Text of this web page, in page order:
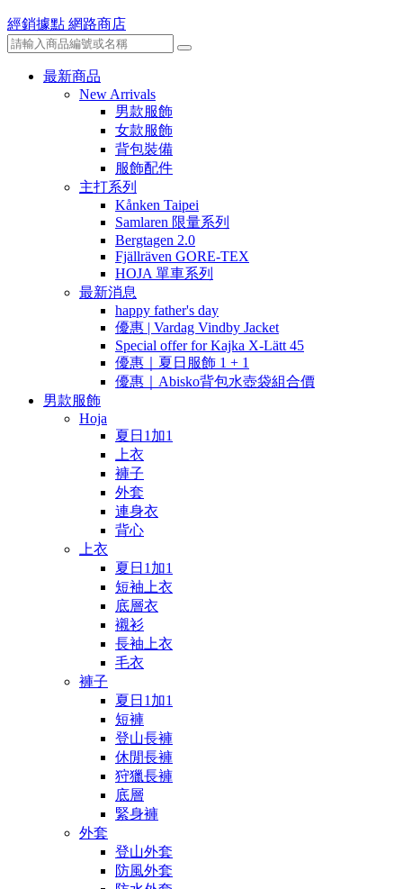
經銷據點 網路商店
最新商品
New Arrivals
男款服飾
女款服飾
背包裝備
服飾配件
主打系列
Kånken Taipei
Samlaren 限量系列
Bergtagen 2.0
Fjällräven GORE-TEX
HOJA 單車系列
最新消息
happy father's day
優惠 | Vardag Vindby Jacket
Special offer for Kajka X-Lätt 45
優惠｜夏日服飾 1 + 1
優惠｜Abisko背包水壺袋組合價
男款服飾
Hoja
夏日1加1
上衣
褲子
外套
連身衣
背心
上衣
夏日1加1
短袖上衣
底層衣
襯衫
長袖上衣
毛衣
褲子
夏日1加1
短褲
登山長褲
休閒長褲
狩獵長褲
底層
緊身褲
外套
登山外套
防風外套